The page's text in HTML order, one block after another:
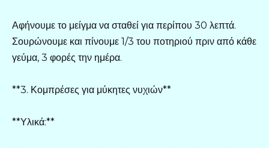
Αφήνουμε το μείγμα να σταθεί για περίπου 30 λεπτά.
Σουρώνουμε και πίνουμε 1/3 του ποτηριού πριν από κάθε
γεύμα, 3 φορές την ημέρα.
**3. Κομπρέσες για μύκητες νυχιών**
**Υλικά:**